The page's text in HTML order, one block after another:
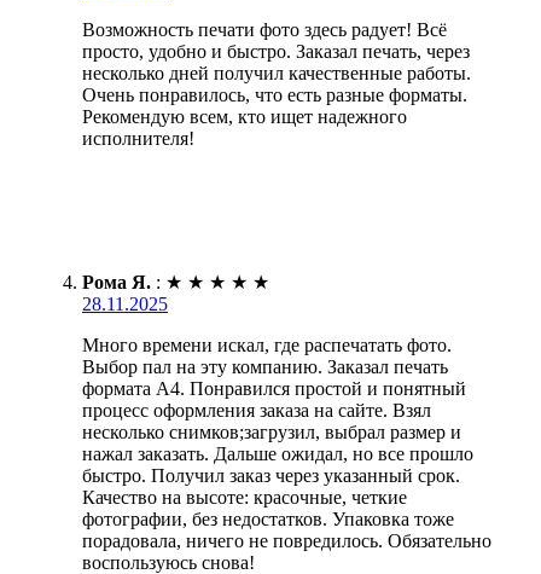
Возможность печати фото здесь радует! Всё
просто, удобно и быстро. Заказал печать, через
несколько дней получил качественные работы.
Очень понравилось, что есть разные форматы.
Рекомендую всем, кто ищет надежного
исполнителя!
Рома Я. : ★ ★ ★ ★ ★
28.11.2025
Много времени искал, где распечатать фото.
Выбор пал на эту компанию. Заказал печать
формата А4. Понравился простой и понятный
процесс оформления заказа на сайте. Взял
несколько снимков;загрузил, выбрал размер и
нажал заказать. Дальше ожидал, но все прошло
быстро. Получил заказ через указанный срок.
Качество на высоте: красочные, четкие
фотографии, без недостатков. Упаковка тоже
порадовала, ничего не повредилось. Обязательно
воспользуюсь снова!